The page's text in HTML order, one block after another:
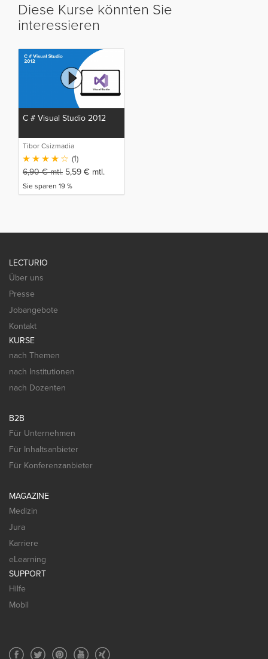
Diese Kurse könnten Sie
interessieren
C # Visual Studio 2012
Tibor Csizmadia
(1)
6,90€mtl. 5,59 € mtl.
Sie sparen 19 %
LECTURIO
Über uns
Presse
Jobangebote
Kontakt
KURSE
nach Themen
nach Institutionen
nach Dozenten
B2B
Für Unternehmen
Für Inhaltsanbieter
Für Konferenzanbieter
MAGAZINE
Medizin
Jura
Karriere
eLearning
SUPPORT
Hilfe
Mobil